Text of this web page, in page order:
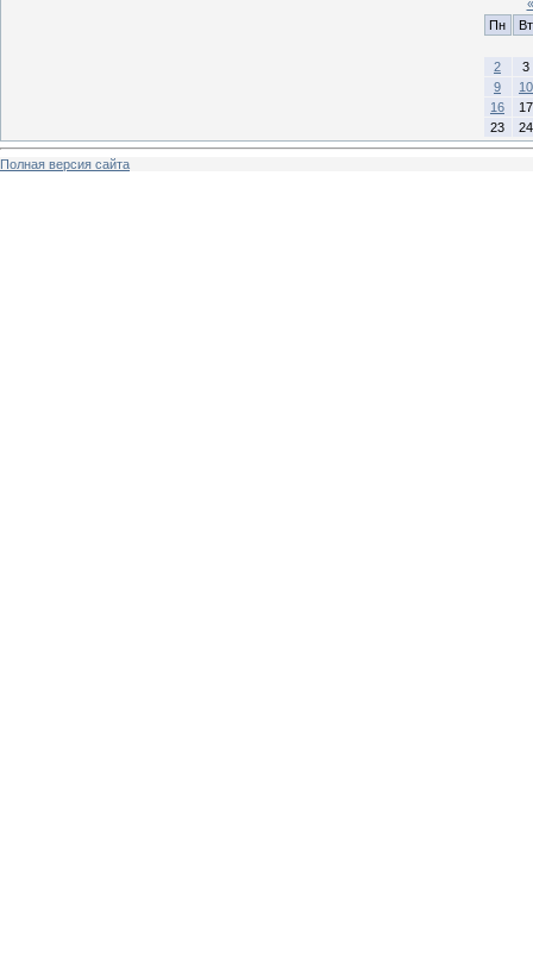
«
Пн
Вт
2
3
9
10
16
17
23
24
Полная версия сайта